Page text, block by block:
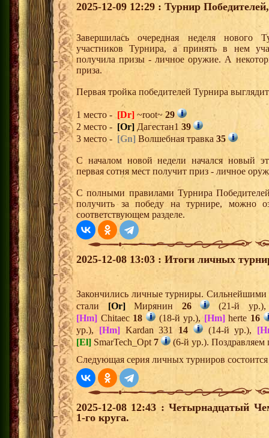
2025-12-09 12:29 : Турнир
Завершилась очередная неделя нового
участников Турнира, а принять в нем
получила призы - личное оружие. А
приза.
Первая тройка победителей Турнира
1 место - [Dr] ~root~ 29
2 место - [Or] Дагестан1 39
3 место - [Gn] Волшебная травка 35
С началом новой недели начался новый
первая сотня мест получит приз - личное
С полными правилами Турнира
получить за победу на турнире, можно
соответствующем разделе.
2025-12-08 13:03 : Итоги личных
Закончились личные турниры. Сильнейшими
стали [Or]Мирянин 26
(21-й
[Hm] Chitaec 18 (18-й ур.), [Hm]herte 16
ур.), [Hm]Kardan 33114 (14-й ур.),
[El] SmarTech_Opt 7
(6-й ур.). Поздравляем
Следующая серия личных турниров состоится
2025-12-08 12:43 : Четырнадцатый
1-го круга.